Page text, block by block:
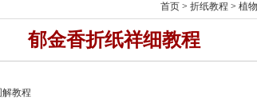
首页 >折纸教程 >植
郁金香折纸祥细教程
教程